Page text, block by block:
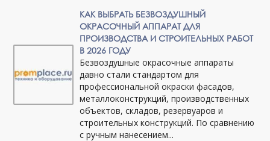
КАК ВЫБРАТЬ БЕЗВОЗДУШНЫЙ
ОКРАСОЧНЫЙ АППАРАТ ДЛЯ
ПРОИЗВОДСТВА И СТРОИТЕЛЬНЫХ РАБОТ
В 2026 ГОДУ
Безвоздушные окрасочные аппараты
давно стали стандартом для
профессиональной окраски фасадов,
металлоконструкций, производственных
объектов, складов, резервуаров и
строительных конструкций. По сравнению
с ручным нанесением...